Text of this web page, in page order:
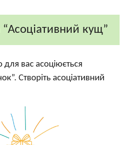
кущ”
вас асоціюється
Створіть асоціативний